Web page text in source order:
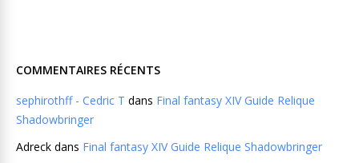
COMMENTAIRES RÉCENTS
sephirothff - Cedric T dans Final fantasy XIV Guide Relique
Shadowbringer
Adreck dans Final fantasy XIV Guide Relique Shadowbringer